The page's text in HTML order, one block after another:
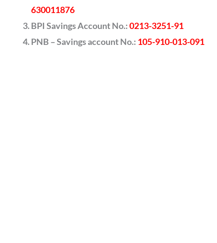
630011876
BPI Savings Account No.:0213-3251-91
PNB – Savings account No.: 105-910-013-091